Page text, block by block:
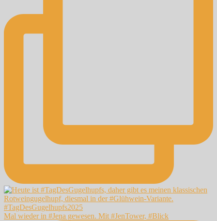
Mal wieder in #Jena gewesen. Mit #JenTower, #Blick